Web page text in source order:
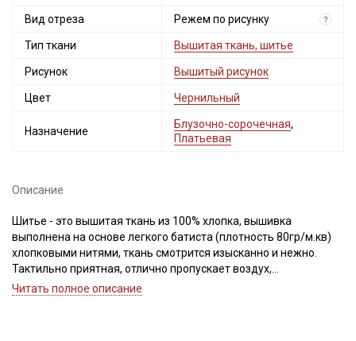
Вид отреза Режем по рисунку ?
Тип ткани Вышитая ткань, шитье
Рисунок Вышитый рисунок
Цвет Чернильный
Назначение
Блузочно-сорочечная,
Платьевая
Описание
Шитье - это вышитая ткань из 100% хлопка, вышивка
выполнена на основе легкого батиста (плотность 80гр/м.кв)
хлопковыми нитями, ткань смотрится изысканно и нежно.
Тактильно приятная, отлично пропускает воздух,
сминаемость средняя, после стирки вышитые элементы
Читать полное описание